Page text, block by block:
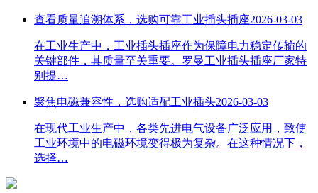
查看质量追溯体系，选购可靠工业插头插座2026-03-03
在工业生产中，工业插头插座作为保障电力稳定传输的
关键部件，其质量至关重要。罗曼工业插头插座厂家特
别提…
聚焦电磁兼容性，选购适配工业插头2026-03-03
在现代工业生产中，各类先进电气设备广泛应用，致使
工业环境中的电磁环境变得极为复杂。在这种情况下，
选择…